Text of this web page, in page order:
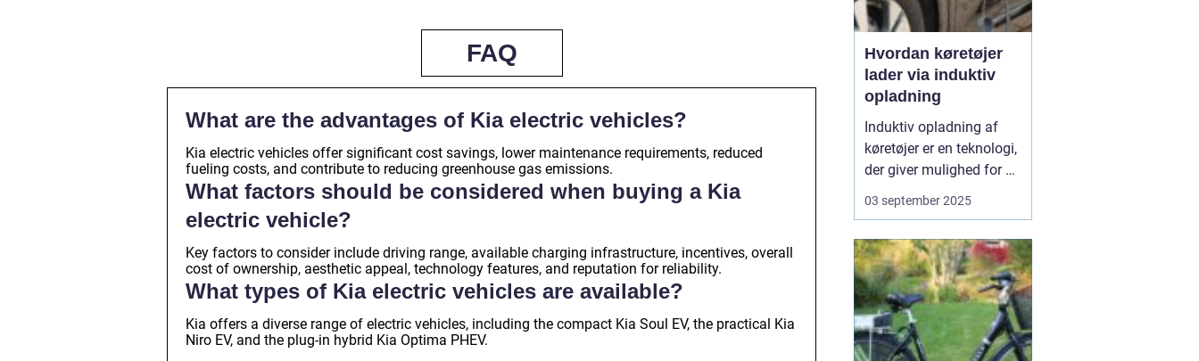
FAQ
What are the advantages of Kia electric vehicles?
Kia electric vehicles offer significant cost savings, lower maintenance requirements, reduced
fueling costs, and contribute to reducing greenhouse gas emissions.
What factors should be considered when buying a Kia
electric vehicle?
Key factors to consider include driving range, available charging infrastructure, incentives, overall
cost of ownership, aesthetic appeal, technology features, and reputation for reliability.
What types of Kia electric vehicles are available?
Kia offers a diverse range of electric vehicles, including the compact Kia Soul EV, the practical Kia
Niro EV, and the plug-in hybrid Kia Optima PHEV.
Hvordan køretøjer
lader via induktiv
opladning
Induktiv opladning af
køretøjer er en teknologi,
der giver mulighed for at
oplade uden kabler og
stik. I stedet sker
gennem
elektromagnetiske felter
mellem en sender i
jorden og en modtager i
bilen. Det...
03 september 2025